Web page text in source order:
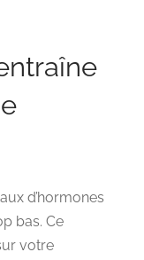
d’hormones
bas. Ce
votre